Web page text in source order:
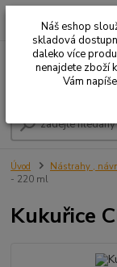
+420 732 707 573
Úvod Nástrahy ,
- 220 ml
Kukuřice
Náš eshop
skladová
daleko více
nenajdete zboží
Vám